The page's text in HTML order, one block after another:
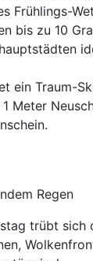
Frühlings-
bis zu 10
ein Traum-
Meter
Regen
trübt sich